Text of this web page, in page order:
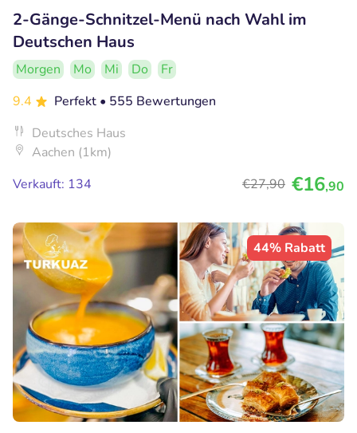
2-Gänge-Schnitzel-Menü nach Wahl im
Deutschen Haus
Morgen Mo Mi Do
Fr
9.4
Perfekt • 555 Bewertungen
Deutsches Haus
Aachen (1km)
Verkauft: 134
€27,90 €16,90
44% Rabatt